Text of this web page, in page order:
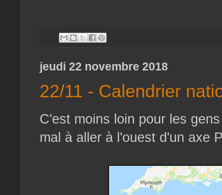
jeudi 22 novembre 2018
22/11 - Calendrier
C'est moins loin pour les
mal à aller à l'ouest d'un axe